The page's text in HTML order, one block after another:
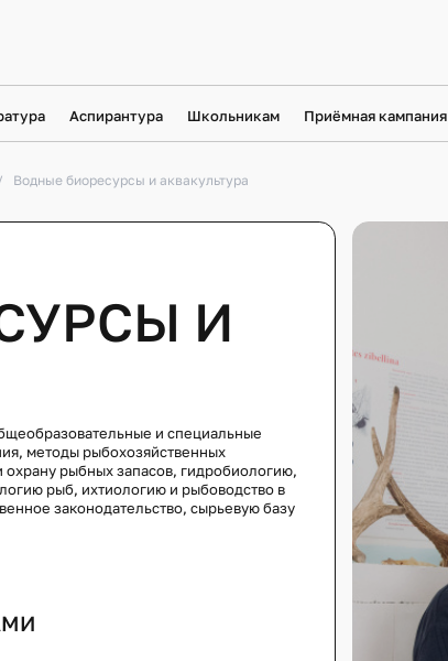
Аспирантура Школьникам Приёмная кампания
АКАДЕМИИ
КОЛЛЕДЖ
КАМПУС
ОБЩЕЖИТИЯ
ВИДЕОЛЕНТА
Водные биоресурсы и аквакультура
И
и специальные
методы рыбохозяйственных
рыбных запасов, гидробиологию,
рыб, ихтиологию и рыбоводство в
законодательство, сырьевую базу